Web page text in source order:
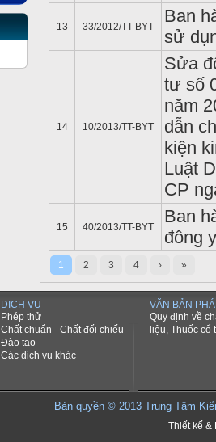
13 33/2012/TT-BYT
Ban
sử
14 10/2013/TT-BYT
Sửa
tư số
năm
dẫn
kiện
Luật
CP
15 40/2013/TT-BYT
Ban
đông
1 2 3 4 › »
DỊCH VỤ
Phép thử
Chất chuẩn - Chất đối chiếu
Đào tạo
Các dịch vụ khác
VĂN BẢN
Quy định về
liệu, Thuốc cổ
Bản quyền © 2013 Trung Tâm
Thiết kế